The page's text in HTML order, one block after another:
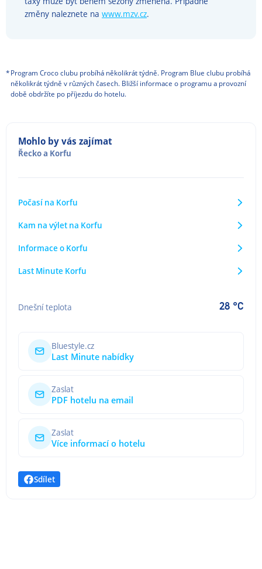
změny naleznete na www.mzv.cz.
*Program Croco clubu probíhá několikrát týdně. Program Blue clubu probíhá
několikrát týdně v různých časech. Bližší informace o programu a provozní
době obdržíte po příjezdu do hotelu.
Mohlo by vás zajímat
Řeckoa Korfu
Počasí na Korfu
Kam na výlet na Korfu
Informace o Korfu
Last Minute Korfu
Dnešní teplota 28 °C
Bluestyle.cz
Last Minute nabídky
Zaslat
PDF hotelu na email
Zaslat
Více informací o hotelu
Sdílet